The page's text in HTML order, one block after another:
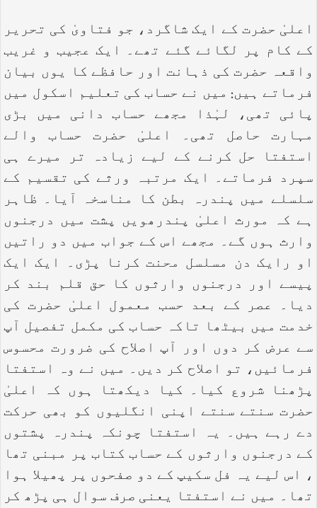
اعلیٰ حضرت کے ایک شاگرد، جو فتاویٰ کی تحریر
کے کام پر لگائے گئے تھے۔ ایک عجیب و غریب
واقعہ حضرت کی ذہانت اور حافظے کا یوں بیان
فرماتے ہیں: میں نے حساب کی تعلیم اسکول میں
پائی تھی، لہٰذا مجھے حساب دانی میں بڑی
مہارت حاصل تھی۔ اعلیٰ حضرت حساب والے
استفتا حل کرنے کے لیے زیادہ تر میرے ہی
سپرد فرماتے۔ ایک مرتبہ ورثے کی تقسیم کے
سلسلے میں پندرہ بطن کا مناسخہ آیا۔ ظاہر
ہے کہ مورث اعلیٰ پندرھویں پشت میں درجنوں
وارث ہوں گے۔ مجھے اس کے جواب میں دو راتیں
او رایک دن مسلسل محنت کرنا پڑی۔ ایک ایک
پیسے اور درجنوں وارثوں کا حق قلم بند کر
دیا۔ عصر کے بعد حسب معمول اعلیٰ حضرت کی
خدمت میں بیٹھا تاکہ حساب کی مکمل تفصیل آپ
سے عرض کر دوں اور آپ اصلاح کی ضرورت محسوس
فرمائیں، تو اصلاح کر دیں۔ میں نے وہ استفتا
پڑھنا شروع کیا۔ کیا دیکھتا ہوں کہ اعلیٰ
حضرت سنتے سنتے اپنی انگلیوں کو بھی حرکت
دے رہے ہیں۔ یہ استفتا چونکہ پندرہ پشتوں
کے درجنوں وارثوں کے حساب کتاب پر مبنی تھا
، اس لیے یہ فل سکیپ کے دو صفحوں پر پھیلا ہوا
تھا۔ میں نے استفتا یعنی صرف سوال ہی پڑھ کر